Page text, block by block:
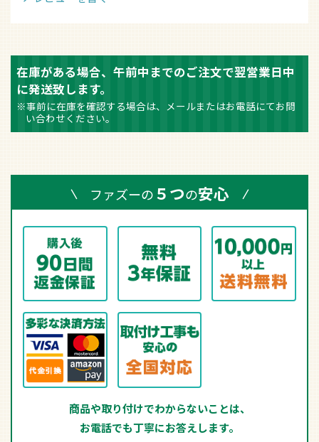
在庫がある場合、午前中までのご注文で翌営業日中
に発送致します。
※事前に在庫を確認する場合は、メールまたはお電話にてお問
い合わせください。
ファズーの５つの安心
商品や取り付けでわからないことは、
お電話でも丁寧にお答えします。